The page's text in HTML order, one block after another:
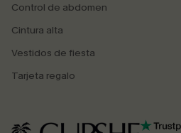
Control de abdomen
Cintura alta
Vestidos de fiesta
Tarjeta regalo